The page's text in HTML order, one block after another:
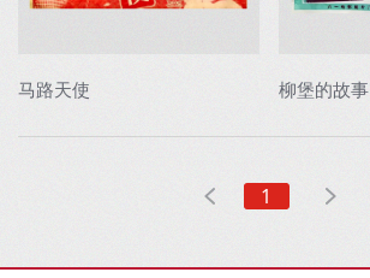
马路天使 柳堡的故事
1